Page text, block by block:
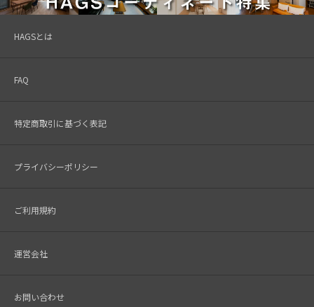
HAGSとは
FAQ
特定商取引に基づく表記
プライバシーポリシー
ご利用規約
運営会社
お問い合わせ